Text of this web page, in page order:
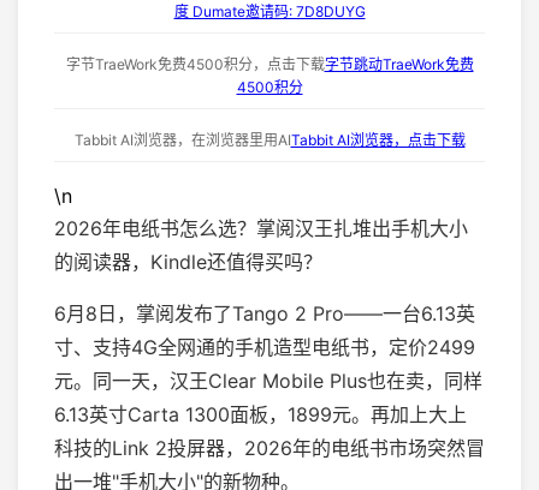
度 Dumate邀请码: 7D8DUYG
字节TraeWork免费4500积分，点击下载字节跳动TraeWork免费
4500积分
Tabbit AI浏览器，在浏览器里用AITabbit AI浏览器，点击下载
\n
2026年电纸书怎么选？掌阅汉王扎堆出手机大小
的阅读器，Kindle还值得买吗？
6月8日，掌阅发布了Tango 2 Pro——一台6.13英
寸、支持4G全网通的手机造型电纸书，定价2499
元。同一天，汉王Clear Mobile Plus也在卖，同样
6.13英寸Carta 1300面板，1899元。再加上大上
科技的Link 2投屏器，2026年的电纸书市场突然冒
出一堆"手机大小"的新物种。